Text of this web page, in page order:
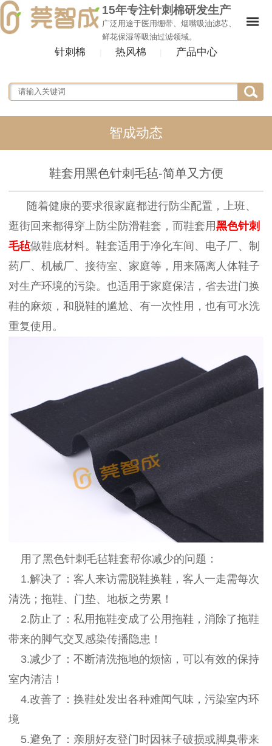
15年专注针刺棉研发生产
广泛用途于医用绷带、烟嘴吸油滤芯、
鲜花保湿等吸油过滤领域。
针刺棉 热风棉 产品中心
智成动态
鞋套用黑色针刺毛毡-简单又方便
随着健康的要求很家庭都进行防尘配置，上班、
逛街回来都得穿上防尘防滑鞋套，而鞋套用黑色针刺
毛毡做鞋底材料。鞋套适用于净化车间、电子厂、制
药厂、机械厂、接待室、家庭等，用来隔离人体鞋子
对生产环境的污染。也适用于家庭保洁，省去进门换
鞋的麻烦，和脱鞋的尴尬、有一次性用，也有可水洗
重复使用。
用了黑色针刺毛毡鞋套帮你减少的问题：
1.解决了：客人来访需脱鞋换鞋，客人一走需每次
清洗；拖鞋、门垫、地板之劳累！
2.防止了：私用拖鞋变成了公用拖鞋，消除了拖鞋
带来的脚气交叉感染传播隐患！
3.减少了：不断清洗拖地的烦恼，可以有效的保持
室内清洁！
4.改善了：换鞋处发出各种难闻气味，污染室内环
境
5.避免了：亲朋好友登门时因袜子破损或脚臭带来